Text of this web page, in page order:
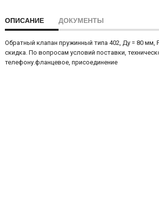
ОПИСАНИЕ ДОКУМЕНТЫ
Обратный клапан пружинный типа 402, Ду = 80 мм,
скидка. По вопросам условий поставки,
телефону.фланцевое, присоединение